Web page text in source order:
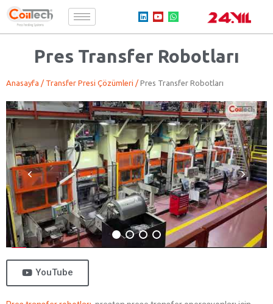
Pres Transfer Robotları
Anasayfa / Transfer Presi Çözümleri / Pres Transfer Robotları
YouTube